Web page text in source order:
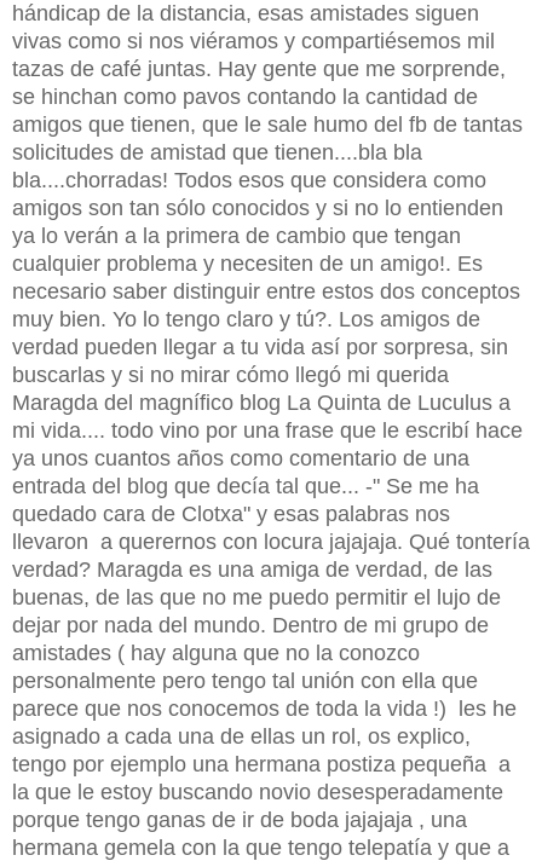
hándicap de la distancia, esas amistades siguen
vivas como si nos viéramos y compartiésemos mil
tazas de café juntas. Hay gente que me sorprende,
se hinchan como pavos contando la cantidad de
amigos que tienen, que le sale humo del fb de tantas
solicitudes de amistad que tienen....bla bla
bla....chorradas! Todos esos que considera como
amigos son tan sólo conocidos y si no lo entienden
ya lo verán a la primera de cambio que tengan
cualquier problema y necesiten de un amigo!. Es
necesario saber distinguir entre estos dos conceptos
muy bien. Yo lo tengo claro y tú?. Los amigos de
verdad pueden llegar a tu vida así por sorpresa, sin
buscarlas y si no mirar cómo llegó mi querida
Maragda del magnífico blog La Quinta de Luculus a
mi vida.... todo vino por una frase que le escribí hace
ya unos cuantos años como comentario de una
entrada del blog que decía tal que... -" Se me ha
quedado cara de Clotxa" y esas palabras nos
llevaron a querernos con locura jajajaja. Qué tontería
verdad? Maragda es una amiga de verdad, de las
buenas, de las que no me puedo permitir el lujo de
dejar por nada del mundo. Dentro de mi grupo de
amistades ( hay alguna que no la conozco
personalmente pero tengo tal unión con ella que
parece que nos conocemos de toda la vida !) les he
asignado a cada una de ellas un rol, os explico,
tengo por ejemplo una hermana postiza pequeña a
la que le estoy buscando novio desesperadamente
porque tengo ganas de ir de boda jajajaja , una
hermana gemela con la que tengo telepatía y que a